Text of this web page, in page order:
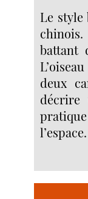
Le
battant
deux
décrire
l’espace.